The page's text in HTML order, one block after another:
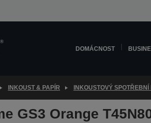
DOMÁCNOST
INKOUST & PAPÍR INKOUSTOVÝ
GS3 Orange